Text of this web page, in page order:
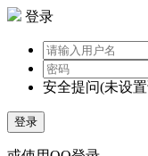
登录
安全提问(未设
登录